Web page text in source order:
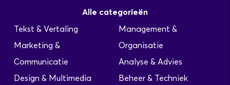
Alle categorieën
Tekst & Vertaling
Marketing &
Communicatie
Design & Multimedia
Management &
Organisatie
Analyse & Advies
Beheer & Techniek